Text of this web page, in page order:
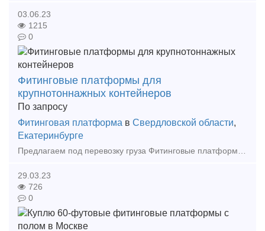
03.06.23
1215
0
Фитинговые платформы для
крупнотоннажных контейнеров
По запросу
Фитинговая платформа в Свердловской области,
Екатеринбурге
Предлагаем под перевозку груза Фитинговые платформы для крупнотоннажных контейнеров модели 13-4085-01. В тех. рейсы, либо в кольцо.
29.03.23
726
0